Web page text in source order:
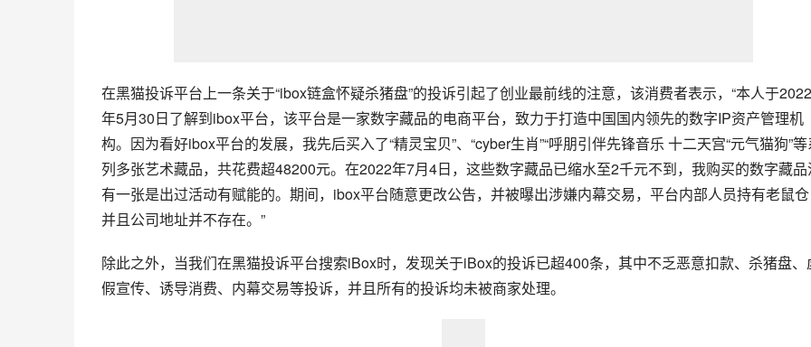
在黑猫投诉平台上一条关于“ibox链盒怀疑杀猪盘”的投诉引起了创业最前线的注意，该消费者表示，“本人于2022
年5月30日了解到ibox平台，该平台是一家数字藏品的电商平台，致力于打造中国国内领先的数字IP资产管理机
构。因为看好ibox平台的发展，我先后买入了“精灵宝贝”、“cyber生肖”“呼朋引伴先锋音乐 十二天宫“元气猫狗”
列多张艺术藏品，共花费超48200元。在2022年7月4日，这些数字藏品已缩水至2千元不到，我购买的数字藏品
有一张是出过活动有赋能的。期间，ibox平台随意更改公告，并被曝出涉嫌内幕交易，平台内部人员持有老鼠
并且公司地址并不存在。”
除此之外，当我们在黑猫投诉平台搜索iBox时，发现关于iBox的投诉已超400条，其中不乏恶意扣款、杀猪盘、
假宣传、诱导消费、内幕交易等投诉，并且所有的投诉均未被商家处理。